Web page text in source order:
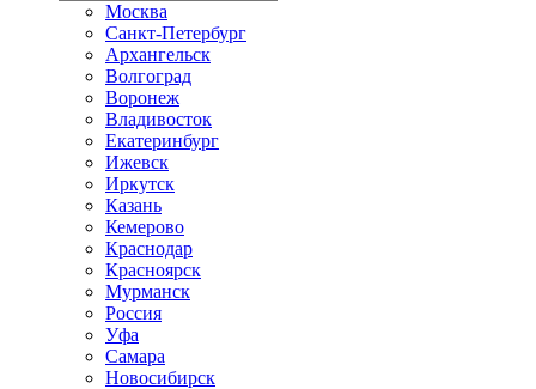
Москва
Санкт-Петербург
Архангельск
Волгоград
Воронеж
Владивосток
Екатеринбург
Ижевск
Иркутск
Казань
Кемерово
Краснодар
Красноярск
Мурманск
Россия
Уфа
Самара
Новосибирск